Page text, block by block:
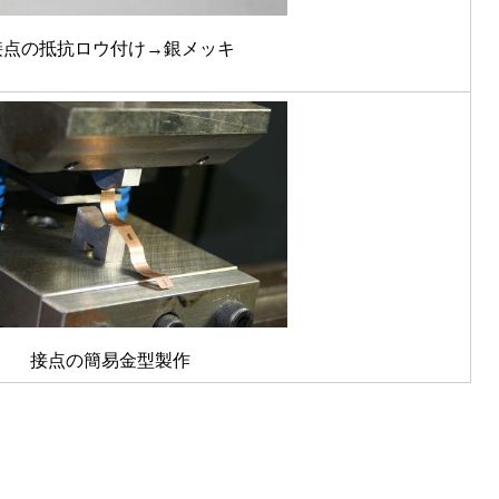
点の抵抗ロウ付け→銀メッキ
接点の簡易金型製作